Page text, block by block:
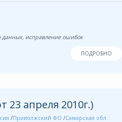
исправление ошибок
ПОДРОБНО
23 апреля 2010г.)
/Приволжский ФО /Самарская обл.